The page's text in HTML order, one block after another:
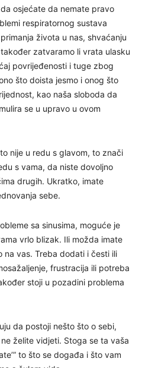
osjećate da nemate pravo
respiratornog sustava
života u nas, shvaćanju
zatvaramo li vrata ulasku
povrijeđenosti i tuge zbog
što doista jesmo i onog što
kao naša sloboda da
se u upravo u ovom
nije u redu s glavom, to znači
s vama, da niste dovoljno
drugih. Ukratko, imate
sebe.
sa sinusima, moguće je
vrlo blizak. Ili možda imate
na vas. Treba dodati i česti ili
frustracija ili potreba
stoji u pozadini problema
da postoji nešto što o sebi,
želite vidjeti. Stoga se ta vaša
to što se događa i što vam